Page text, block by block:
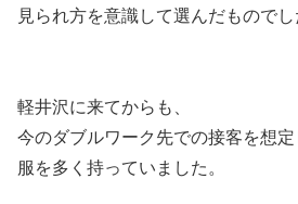
見られ方を意識して選んだものでし
軽井沢に来てからも、
今のダブルワーク先での接客を想定
服を多く持っていました。